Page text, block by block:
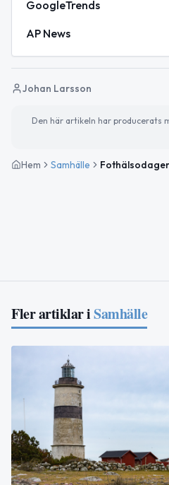
GoogleTrends
AP News
Johan Larsson
Den här artikeln har producerats
Hem Samhälle
Fler artiklar iSamhälle